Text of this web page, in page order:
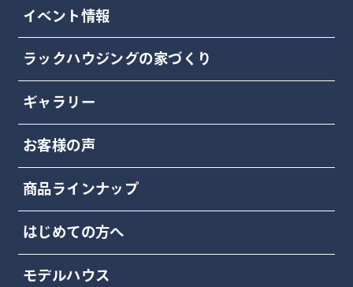
イベント情報
ラックハウジングの家づくり
ギャラリー
お客様の声
商品ラインナップ
はじめての方へ
モデルハウス